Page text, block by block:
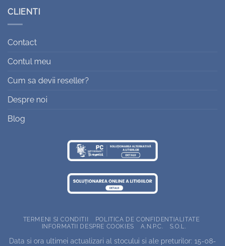
CLIENTI
Contact
Contul meu
Cum sa devii reseller?
Despre noi
Blog
TERMENI SI CONDITII
POLITICA DE CONFIDENTIALITATE
INFORMATII DESPRE COOKIES
A.N.P.C. S.O.L.
Data si ora ultimei actualizari al stocului si ale preturilor: 15-08-